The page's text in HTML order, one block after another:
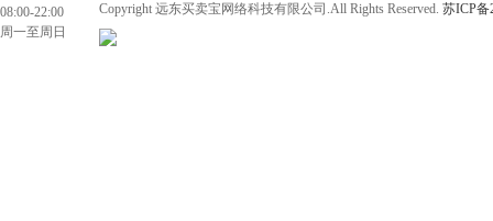
08:00-22:00
周一至周日
Copyright 远东买卖宝网络科技有限公司.All Rights Reserved. 苏ICP备